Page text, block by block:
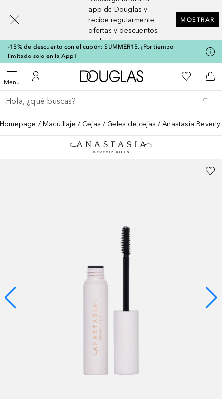
app de Douglas y
recibe regularmente
ofertas y descuentos
exclusivos
MOSTRAR
-15% de descuento con el cupón: SUMMER15. ¡Por tiempo
limitado solo en la App!
MenúAbrir menúMi cuenta
A Douglas HomeMi lista de
A
Regresar
Ejecutar búsqueda
Homepage Maquillaje Cejas Geles de cejas Anastasia
[navigation.slideout.screenreader]